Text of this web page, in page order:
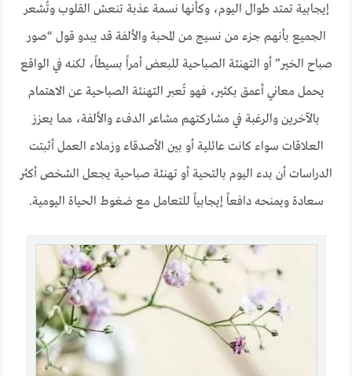
إيجابية تمتد طوال اليوم، وكأنها نسمة عذبة تنعش القلوب وتُشعر
الجميع بأنهم جزء من نسيج من المحبة والألفة قد يبدو قول “صور
صباح الخير” أو التهنئة الصباحية للبعض أمراً بسيطاً، لكنه في الواقع
يحمل معاني أعمق بكثير، فهو تُعبر التهنئة الصباحية عن الاهتمام
بالآخرين والرغبة في مشاركتهم مشاعر الدفء والألفة، مما يعزز
العلاقات سواء كانت عائلية أو بين الأصدقاء وزملاء العمل أثبتت
الدراسات أن بدء اليوم بالتحية أو تهنئة صباحية يجعل الشخص أكثر
سعادة ويمنحه دافعاً إيجابياً للتعامل مع ضغوط الحياة اليومية.